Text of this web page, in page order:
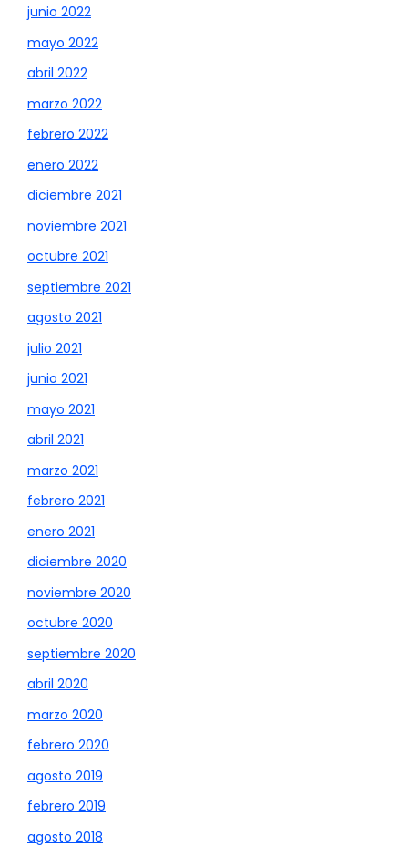
junio 2022
mayo 2022
abril 2022
marzo 2022
febrero 2022
enero 2022
diciembre 2021
noviembre 2021
octubre 2021
septiembre 2021
agosto 2021
julio 2021
junio 2021
mayo 2021
abril 2021
marzo 2021
febrero 2021
enero 2021
diciembre 2020
noviembre 2020
octubre 2020
septiembre 2020
abril 2020
marzo 2020
febrero 2020
agosto 2019
febrero 2019
agosto 2018